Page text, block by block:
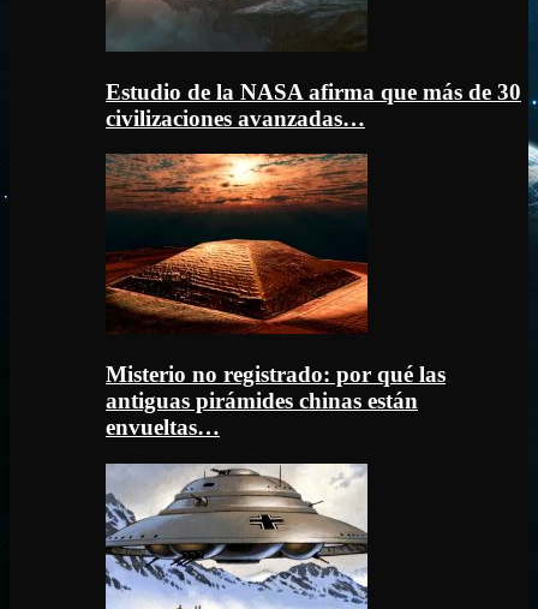
Estudio de la NASA afirma que más de 30
civilizaciones avanzadas…
Misterio no registrado: por qué las
antiguas pirámides chinas están
envueltas…